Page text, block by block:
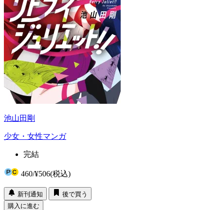
池山田剛
少女・女性マンガ
完結
460/¥506(税込)
新刊通知
後で買う
購入に進む